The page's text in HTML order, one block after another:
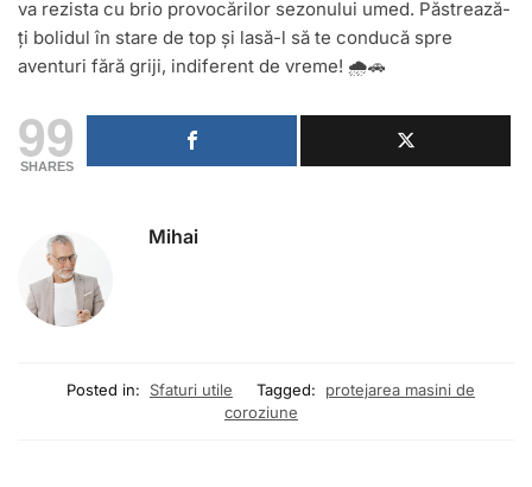
va rezista cu brio provocărilor sezonului umed. Păstrează-
ți bolidul în stare de top și lasă-l să te conducă spre
aventuri fără griji, indiferent de vreme! 🌧️🚗
99
SHARES
Mihai
Posted in: Sfaturi utile Tagged:
protejarea masini de
coroziune